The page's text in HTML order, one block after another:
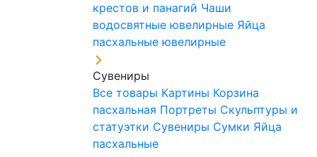
крестов и панагий Чаши
водосвятные ювелирные Яйца
пасхальные ювелирные
Сувениры
Все товары Картины Корзина
пасхальная Портреты Скульптуры и
статуэтки Сувениры Сумки Яйца
пасхальные